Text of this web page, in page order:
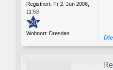
Registriert: Fr 2. Jun 2006,
11:53
20
Wohnort: Dresden